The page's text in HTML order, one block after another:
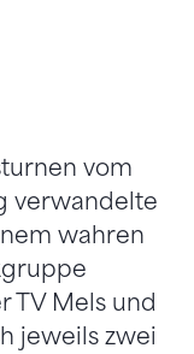
vom
verwandelte
wahren
TV Mels und
jeweils zwei